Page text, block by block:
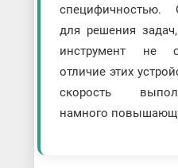
специфичностью.
для решения
инструмент не
отличие этих
скорость
намного